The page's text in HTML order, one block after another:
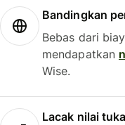
Bandingkan
Bebas dari
mendapatkan
Wise.
Lacak nilai